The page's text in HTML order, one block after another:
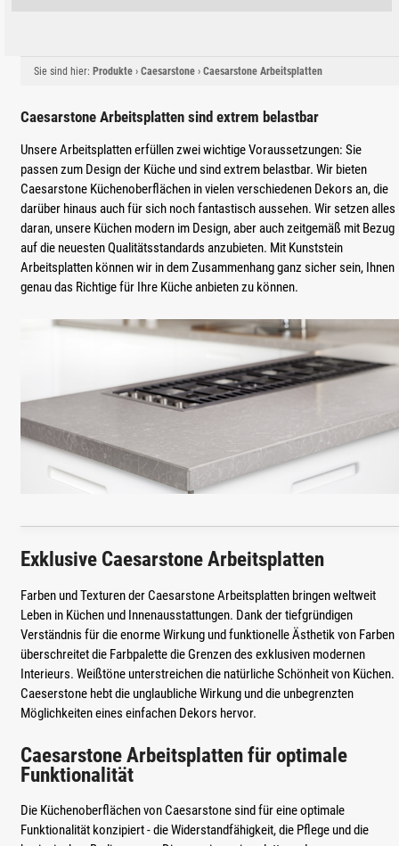
Sie sind hier: Produkte › Caesarstone › Caesarstone Arbeitsplatten
Caesarstone Arbeitsplatten sind extrem belastbar
Unsere Arbeitsplatten erfüllen zwei wichtige Voraussetzungen: Sie
passen zum Design der Küche und sind extrem belastbar. Wir bieten
Caesarstone Küchenoberflächen in vielen verschiedenen Dekors an, die
darüber hinaus auch für sich noch fantastisch aussehen. Wir setzen alles
daran, unsere Küchen modern im Design, aber auch zeitgemäß mit Bezug
auf die neuesten Qualitätsstandards anzubieten. Mit Kunststein
Arbeitsplatten können wir in dem Zusammenhang ganz sicher sein, Ihnen
genau das Richtige für Ihre Küche anbieten zu können.
Exklusive Caesarstone Arbeitsplatten
Farben und Texturen der Caesarstone Arbeitsplatten bringen weltweit
Leben in Küchen und Innenausstattungen. Dank der tiefgründigen
Verständnis für die enorme Wirkung und funktionelle Ästhetik von Farben
überschreitet die Farbpalette die Grenzen des exklusiven modernen
Interieurs. Weißtöne unterstreichen die natürliche Schönheit von Küchen.
Caeserstone hebt die unglaubliche Wirkung und die unbegrenzten
Möglichkeiten eines einfachen Dekors hervor.
Caesarstone Arbeitsplatten für optimale
Funktionalität
Die Küchenoberflächen von Caesarstone sind für eine optimale
Funktionalität konzipiert - die Widerstandfähigkeit, die Pflege und die